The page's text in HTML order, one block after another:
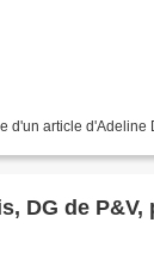
d'un article d'Adeline
DG de